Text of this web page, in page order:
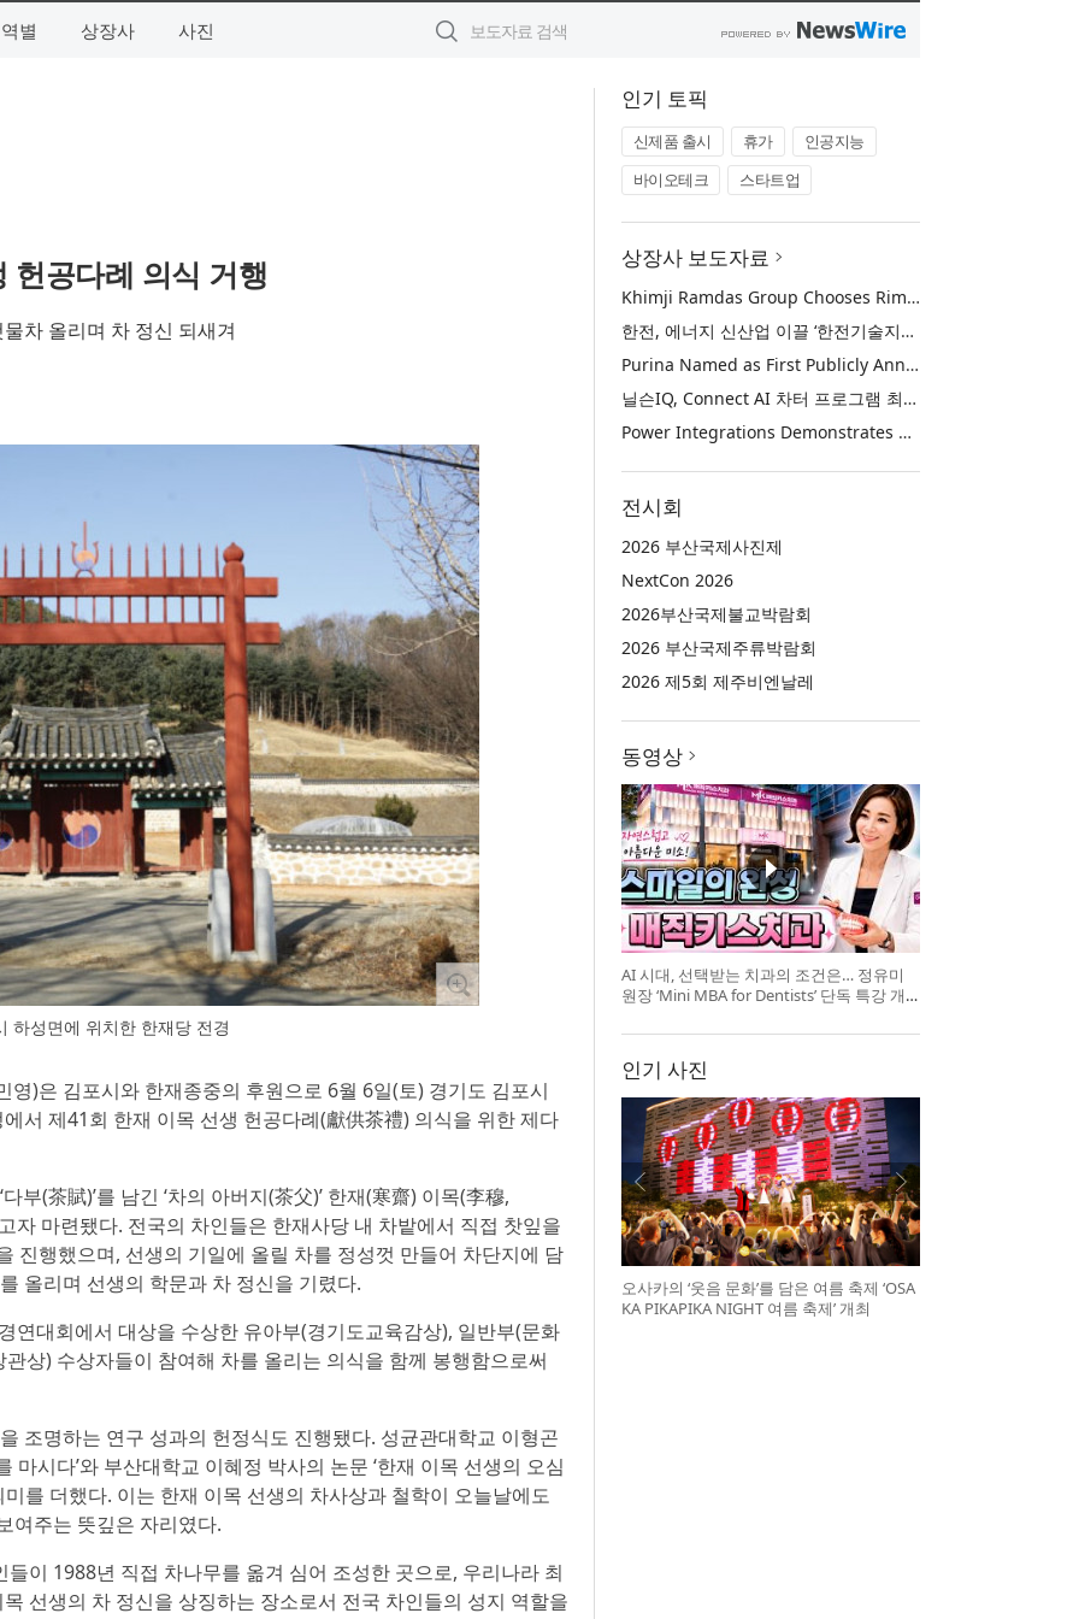
별 상장사 사진
헌공다례 의식 거행
차 올리며 차 정신 되새겨
하성면에 위치한 한재당 전경
영)은 김포시와 한재종중의 후원으로 6월 6일(토) 경기도 김포시
서 제41회 한재 이목 선생 헌공다례(獻供茶禮) 의식을 위한 제다
부(茶賦)’를 남긴 ‘차의 아버지(茶父)’ 한재(寒齋) 이목(李穆,
자 마련됐다. 전국의 차인들은 한재사당 내 차밭에서 직접 찻잎을
진행했으며, 선생의 기일에 올릴 차를 정성껏 만들어 차단지에 담
올리며 선생의 학문과 차 정신을 기렸다.
연대회에서 대상을 수상한 유아부(경기도교육감상), 일반부(문화
상) 수상자들이 참여해 차를 올리는 의식을 함께 봉행함으로써
조명하는 연구 성과의 헌정식도 진행됐다. 성균관대학교 이형곤
마시다’와 부산대학교 이혜정 박사의 논문 ‘한재 이목 선생의 오심
를 더했다. 이는 한재 이목 선생의 차사상과 철학이 오늘날에도
여주는 뜻깊은 자리였다.
이 1988년 직접 차나무를 옮겨 심어 조성한 곳으로, 우리나라 최
선생의 차 정신을 상징하는 장소로서 전국 차인들의 성지 역할을
인기 토픽
신제품 출시 휴가
인공지능
바이오테크
스타트업
상장사 보도자료
Khimji Ramdas Group Chooses Rimini Street to Reduce SAP Support Costs, Protect 700+ Customizations and Reinvest Savings in Innovation
한전, 에너지 신산업 이끌 ‘한전기술지주’ 공식 출범
Purina Named as First Publicly Announced NIQ ConnectAI Charter Client
닐슨IQ, Connect AI 차터 프로그램 최초 고객사 ‘퓨리나’ 선정
Power Integrations Demonstrates World’s First 2200 V GaN Technology for Next-Era High-Voltage Power Systems
전시회
2026 부산국제사진제
NextCon 2026
2026부산국제불교박람회
2026 부산국제주류박람회
2026 제5회 제주비엔날레
동영상
AI 시대, 선택받는 치과의 조건은… 정유미
원장 ‘Mini MBA for Dentists’ 단독 특강 개
인기 사진
오사카의 ‘웃음 문화’를 담은 여름 축제 ‘OSA
KA PIKAPIKA NIGHT 여름 축제’ 개최